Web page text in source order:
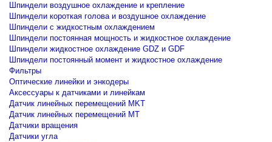
Шпиндели воздушное охлаждение и крепление
Шпиндели короткая голова и воздушное охлаждение
Шпиндели с жидкостным охлаждением
Шпиндели постоянная мощность и жидкостное охлаждение
Шпиндели жидкостное охлаждение GDZ и GDF
Шпиндели постоянный момент и жидкостное охлаждение
Фильтры
Оптические линейки и энкодеры
Аксессуары к датчиками и линейкам
Датчик линейных перемещений MKT
Датчик линейных перемещений MT
Датчики вращения
Датчики угла